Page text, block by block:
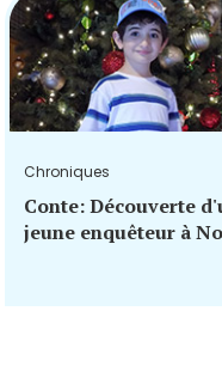
Chroniques
Conte: Découverte
jeune enquêteur à